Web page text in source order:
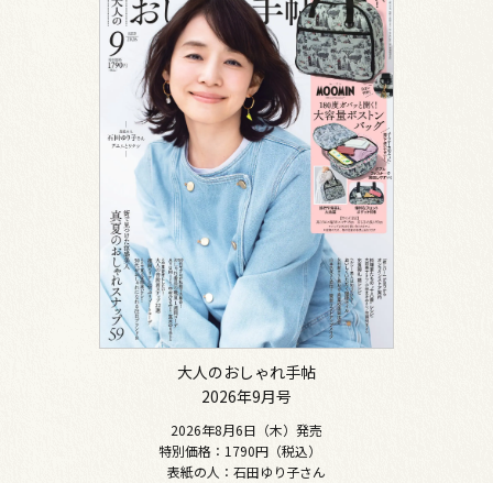
大人のおしゃれ手帖
2026年9月号
2026年8月6日（木）発売
特別価格：1790円（税込）
表紙の人：石田ゆり子さん